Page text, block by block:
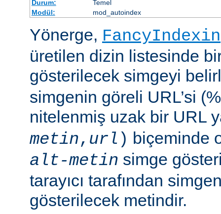
Durum:
Temel
Modül:
mod_autoindex
Yönerge,
üretilen dizin listesinde
gösterilecek simgeyi
simgenin göreli URL’si
nitelenmiş uzak bir URL
metin, url ) biçeminde
alt-metin simge
tarayıcı tarafından
gösterilecek metindir.